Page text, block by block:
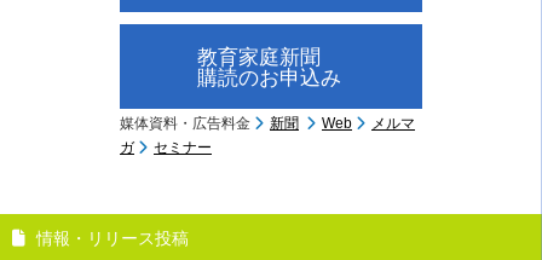
教育家庭新聞
購読のお申込み
媒体資料・広告料金 新聞 Web
メルマ
ガ
セミナー
情報・リリース投稿